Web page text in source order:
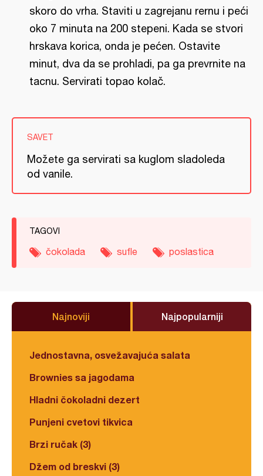
skoro do vrha. Staviti u zagrejanu rernu i peći
oko 7 minuta na 200 stepeni. Kada se stvori
hrskava korica, onda je pećen. Ostavite
minut, dva da se prohladi, pa ga prevrnite na
tacnu. Servirati topao kolač.
SAVET
Možete ga servirati sa kuglom sladoleda
od vanile.
TAGOVI
čokolada sufle poslastica
Najnoviji Najpopularniji
Jednostavna, osvežavajuća salata
Brownies sa jagodama
Hladni čokoladni dezert
Punjeni cvetovi tikvica
Brzi ručak (3)
Džem od breskvi (3)